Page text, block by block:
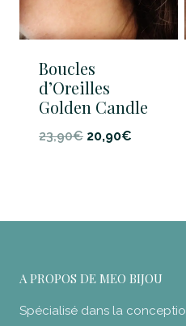
Boucles
d’Oreilles
Golden Candle
23,90€ Le
20,90€
A PROPOS DE MEO BIJOU
Spécialisé dans la